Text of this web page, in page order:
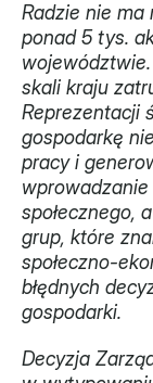
Radzie nie
ponad 5 tys.
skali kraju
Reprezentacji
gospodarkę
pracy i
społecznego,
grup, które
społeczno-
błędnych
gospodarki.
Decyzja